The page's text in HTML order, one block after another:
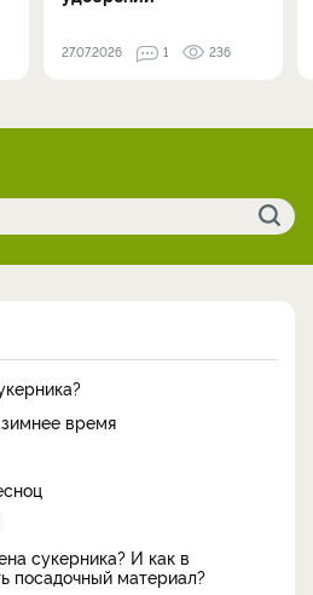
27.07.2026 1 236
время
сукерника? И как в
посадочный материал?